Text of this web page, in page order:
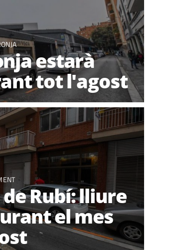
estarà
tot l'agost
Rubí: lliure
el mes